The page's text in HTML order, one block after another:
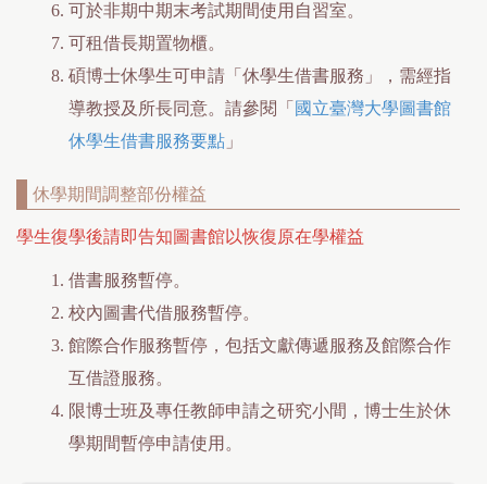
可於非期中期末考試期間使用自習室。
可租借長期置物櫃。
碩博士休學生可申請「休學生借書服務」，需經指
導教授及所長同意。請參閱「 國立臺灣大學圖書館
休學生借書服務要點 」
休學期間調整部份權益
學生復學後請即告知圖書館以恢復原在學權益
借書服務暫停。
校內圖書代借服務暫停。
館際合作服務暫停，包括文獻傳遞服務及館際合作
互借證服務。
限博士班及專任教師申請之研究小間，博士生於休
學期間暫停申請使用。